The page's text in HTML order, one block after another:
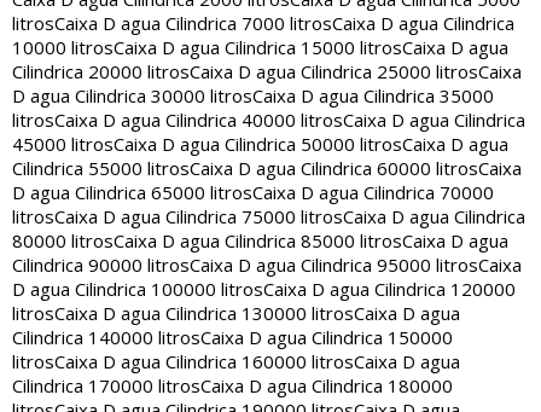
litrosCaixa D agua Cilindrica 7000 litrosCaixa D agua Cilindrica
10000 litrosCaixa D agua Cilindrica 15000 litrosCaixa D agua
Cilindrica 20000 litrosCaixa D agua Cilindrica 25000 litrosCaixa
D agua Cilindrica 30000 litrosCaixa D agua Cilindrica 35000
litrosCaixa D agua Cilindrica 40000 litrosCaixa D agua Cilindrica
45000 litrosCaixa D agua Cilindrica 50000 litrosCaixa D agua
Cilindrica 55000 litrosCaixa D agua Cilindrica 60000 litrosCaixa
D agua Cilindrica 65000 litrosCaixa D agua Cilindrica 70000
litrosCaixa D agua Cilindrica 75000 litrosCaixa D agua Cilindrica
80000 litrosCaixa D agua Cilindrica 85000 litrosCaixa D agua
Cilindrica 90000 litrosCaixa D agua Cilindrica 95000 litrosCaixa
D agua Cilindrica 100000 litrosCaixa D agua Cilindrica 120000
litrosCaixa D agua Cilindrica 130000 litrosCaixa D agua
Cilindrica 140000 litrosCaixa D agua Cilindrica 150000
litrosCaixa D agua Cilindrica 160000 litrosCaixa D agua
Cilindrica 170000 litrosCaixa D agua Cilindrica 180000